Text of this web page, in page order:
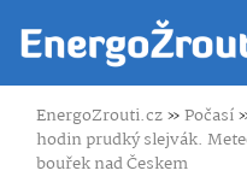
EnergoZrouti.cz»Počasí
hodin prudký slejvák.
bouřek nad Českem